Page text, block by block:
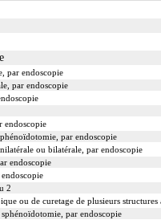
par endoscopie
par endoscopie
endoscopie
par endoscopie
ou bilatérale, par endoscopie
endoscopie
2
ou de curetage de plusieurs
par endoscopie